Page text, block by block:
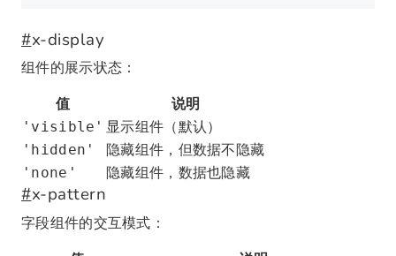
#x-display
组件的展示状态：
值
说明
'visible' 显示组件（默认）
'hidden' 隐藏组件，但数据不隐藏
'none' 隐藏组件，数据也隐藏
#x-pattern
字段组件的交互模式：